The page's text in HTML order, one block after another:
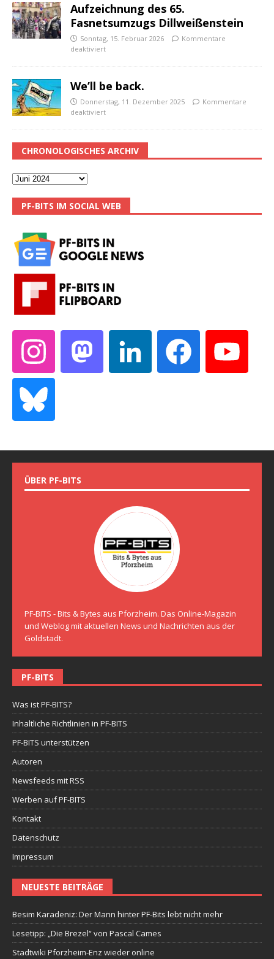
Aufzeichnung des 65.
Fasnetsumzugs Dillweißenstein
Sonntag, 15. Februar 2026
Kommentare
deaktiviert
We’ll be back.
Donnerstag, 11. Dezember 2025
Kommentare
deaktiviert
CHRONOLOGISCHES ARCHIV
PF-BITS IM SOCIAL WEB
ÜBER PF-BITS
PF-BITS - Bits & Bytes aus Pforzheim. Das Online-Magazin
und Weblog mit aktuellen News und Nachrichten aus der
Goldstadt.
PF-BITS
Was ist PF-BITS?
Inhaltliche Richtlinien in PF-BITS
PF-BITS unterstützen
Autoren
Newsfeeds mit RSS
Werben auf PF-BITS
Kontakt
Datenschutz
Impressum
NEUESTE BEITRÄGE
Besim Karadeniz: Der Mann hinter PF-Bits lebt nicht mehr
Lesetipp: „Die Brezel“ von Pascal Cames
Stadtwiki Pforzheim-Enz wieder online